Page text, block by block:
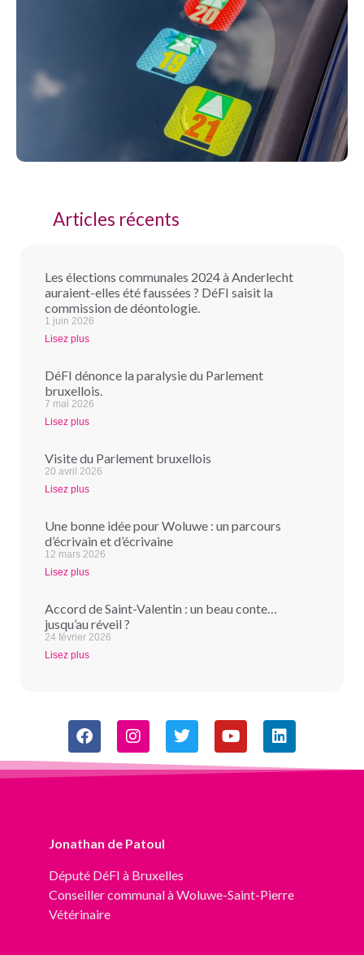
Articles récents
Les élections communales 2024 à Anderlecht
auraient-elles été faussées ? DéFI saisit la
commission de déontologie.
1 juin 2026
Lisez plus
DéFI dénonce la paralysie du Parlement
bruxellois.
7 mai 2026
Lisez plus
Visite du Parlement bruxellois
20 avril 2026
Lisez plus
Une bonne idée pour Woluwe : un parcours
d’écrivain et d’écrivaine
12 mars 2026
Lisez plus
Accord de Saint-Valentin : un beau conte…
jusqu’au réveil ?
24 février 2026
Lisez plus
Jonathan de Patoul
Député DéFI à Bruxelles
Conseiller communal à Woluwe-Saint-Pierre
Vétérinaire